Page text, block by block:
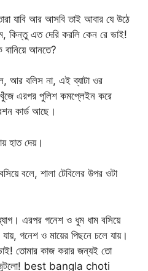
যাবি আর আসবি তাই আবার যে উঠে
কিন্তু এত দেরি করলি কেন রে ভাই!
বানিয়ে আনতে?
আর বলিস না, এই ব্যাটা ওর
খুঁজে এরপর পুলিশ কমপ্লেইন করে
কার্ড আছে।
হাত দেয়।
বলে, শালা টেবিলের উপর ওটা
এরপর গনেশ ও ধুম ধাম বসিয়ে
গনেশ ও মায়ের পিছনে চলে যায়।
তোমার কাজ করার জন্যই তো
জুটলো! best bangla choti